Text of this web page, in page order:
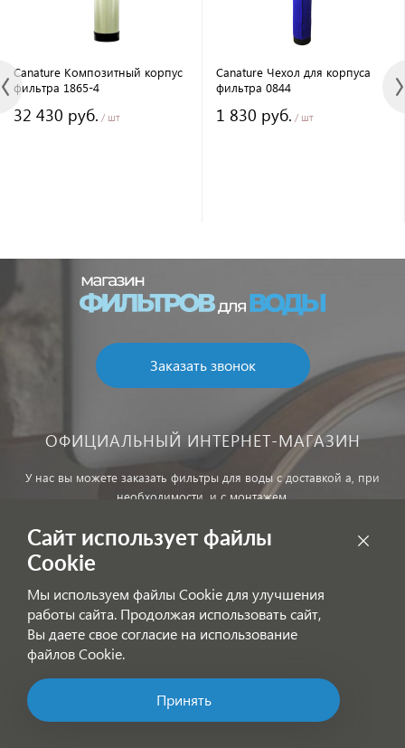
Canature Композитный корпус
фильтра 1865-4
32 430 руб. / шт
Canature Чехол для корпуса
фильтра 0844
1 830 руб. / шт
Заказать звонок
ОФИЦИАЛЬНЫЙ ИНТЕРНЕТ-МАГАЗИН
У нас вы можете заказать фильтры для воды с доставкой а, при
необходимости, и с монтажем.
офертой!
Согласие на получение информационных рассылок
Позвоните нам!
Сайт использует файлы
Cookie
Мы используем файлы Cookie для улучшения
работы сайта. Продолжая использовать сайт,
Вы даете свое согласие на использование
файлов Cookie.
Принять